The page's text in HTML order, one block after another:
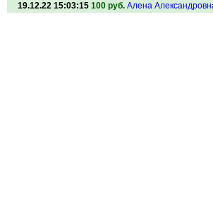
19.12.22 15:03:15 100 руб. Алена